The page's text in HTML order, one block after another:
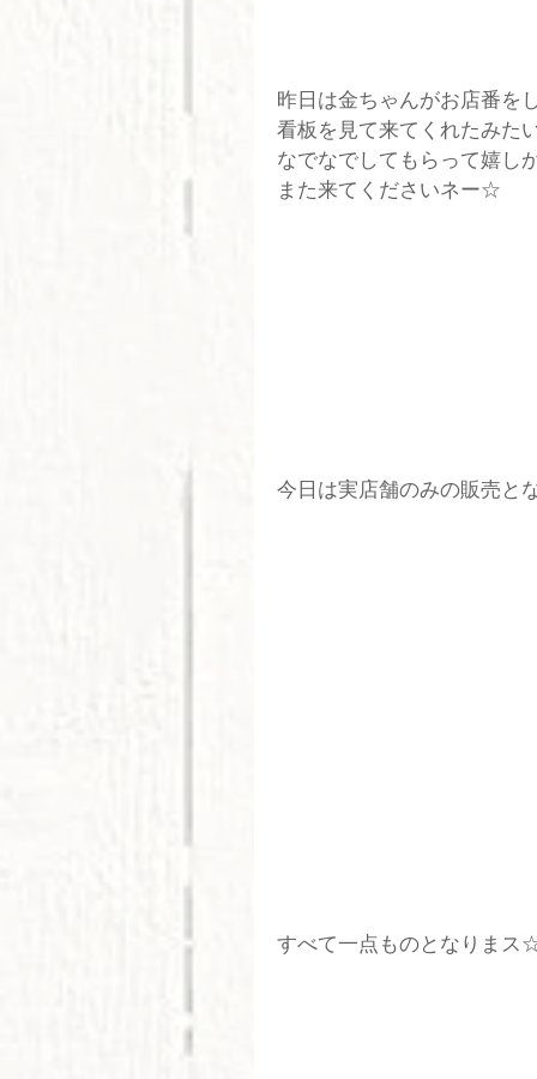
昨日は金ちゃんがお店番を
看板を見て来てくれたみた
なでなでしてもらって嬉し
また来てくださいネー☆
今日は実店舗のみの販売と
すべて一点ものとなりまス